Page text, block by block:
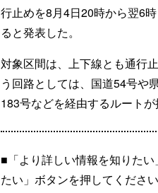
行止めを8月4日20時から翌6
ると発表した。
対象区間は、上下線とも通行止
う回路としては、国道54号や
183号などを経由するルートが
■「より詳しい情報を知りた
たい」ボタンを押してくださ